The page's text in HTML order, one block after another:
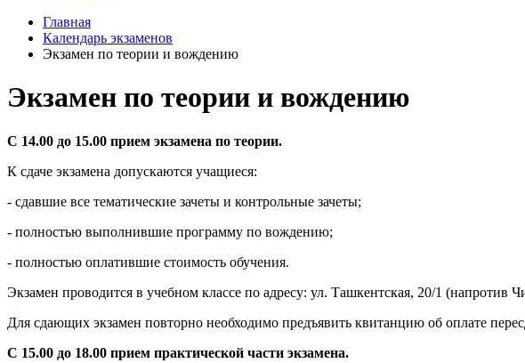
Главная
Календарь экзаменов
Экзамен по теории и вождению
Экзамен по теории и вождению
С 14.00 до 15.00 прием экзамена по теории.
К сдаче экзамена допускаются учащиеся:
- сдавшие все тематические зачеты и контрольные зачеты;
- полностью выполнившие программу по вождению;
- полностью оплатившие стоимость обучения.
Экзамен проводится в учебном классе по адресу: ул. Ташкентская, 20/1 (напротив
Для сдающих экзамен повторно необходимо предъявить квитанцию об оплате
С 15.00 до 18.00 прием практической части экзамена.